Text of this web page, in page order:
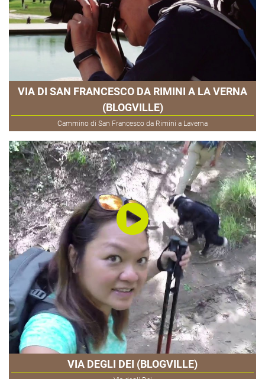
VIA DI SAN FRANCESCO DA RIMINI A LA VERNA
(BLOGVILLE)
Cammino di San Francesco da Rimini a Laverna
VIA DEGLI DEI (BLOGVILLE)